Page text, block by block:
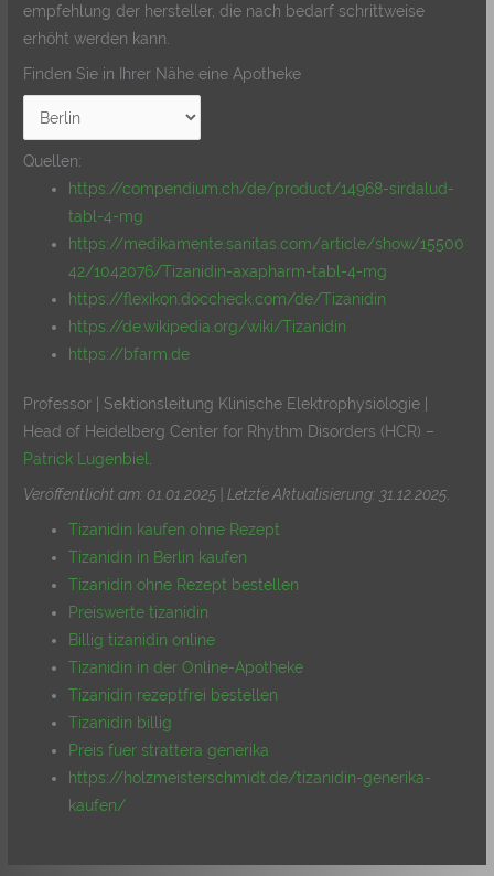
empfehlung der hersteller, die nach bedarf schrittweise
erhöht werden kann.
Finden Sie in Ihrer Nähe eine Apotheke
Quellen:
https://compendium.ch/de/product/14968-sirdalud-
tabl-4-mg
https://medikamente.sanitas.com/article/show/15500
42/1042076/Tizanidin-axapharm-tabl-4-mg
https://flexikon.doccheck.com/de/Tizanidin
https://de.wikipedia.org/wiki/Tizanidin
https://bfarm.de
Professor | Sektionsleitung Klinische Elektrophysiologie |
Head of Heidelberg Center for Rhythm Disorders (HCR) –
Patrick Lugenbiel.
Veröffentlicht am: 01.01.2025 | Letzte Aktualisierung: 31.12.2025
Tizanidin kaufen ohne Rezept
Tizanidin in Berlin kaufen
Tizanidin ohne Rezept bestellen
Preiswerte tizanidin
Billig tizanidin online
Tizanidin in der Online-Apotheke
Tizanidin rezeptfrei bestellen
Tizanidin billig
Preis fuer strattera generika
https://holzmeisterschmidt.de/tizanidin-generika-
kaufen/